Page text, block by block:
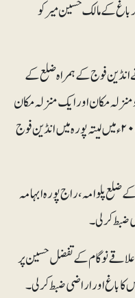
کے مالک حسین میر کو
انڈین فوج کے ہمراہ ضلع کے
مکان اور ایک منزلہ مکان
کو قبضے میں لے لیا اور کہا کہ فیاض ماگرے ۲۰۱۷ء میں لیتہ پورہ میں انڈین فوج
ضلع پلوامہ، راج پورہ ابہامہ
ضبط کر لی۔
نوگام کے تفضل حسین پر
کا باغ اور اراضی ضبط کرلی۔